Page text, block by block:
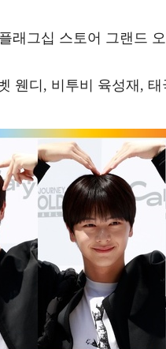
래그십 스토어 그랜드
웬디, 비투비 육성재,